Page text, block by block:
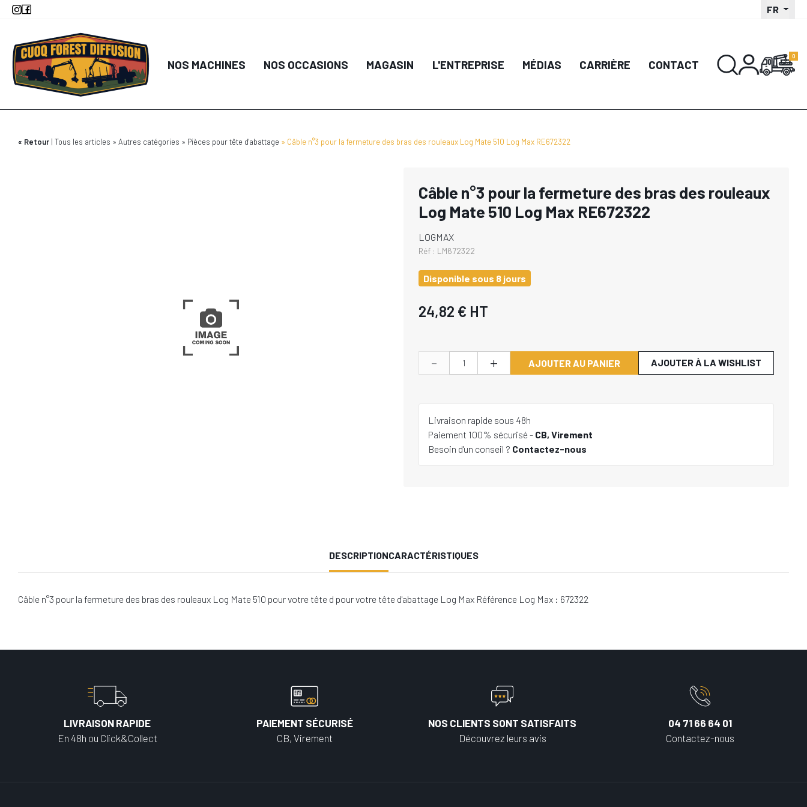
Aller
principal
FR
NOS MACHINES NOS OCCASIONS MAGASIN L'ENTREPRISE MÉDIAS CARRIÈRE CONTACT
Retour Tous les articles Autres catégories Pièces pour tête d'abattage Câble n°3 pour la fermeture des bras des rouleaux Log Mate 510 Log Max RE672322
Câble n°3 pour la fermeture des bras des rouleaux
Log Mate 510 Log Max RE672322
LOGMAX
Réf : LM672322
Disponible sous 8 jours
24,82 € HT
- + AJOUTER AU PANIER AJOUTER À LA WISHLIST
Livraison rapide sous 48h
Paiement 100% sécurisé - CB, Virement
Besoin d'un conseil ? Contactez-nous
DESCRIPTIONCARACTÉRISTIQUES
Câble n°3 pour la fermeture des bras des rouleaux Log Mate 510 pour votre tête d pour votre tête d'abattage Log Max Référence Log Max : 672322
LIVRAISON RAPIDE
En 48h ou Click&Collect
PAIEMENT SÉCURISÉ
CB, Virement
NOS CLIENTS SONT SATISFAITS
Découvrez leurs avis
04 71 66 64 01
Contactez-nous